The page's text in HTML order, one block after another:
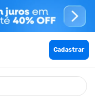
Cadastrar